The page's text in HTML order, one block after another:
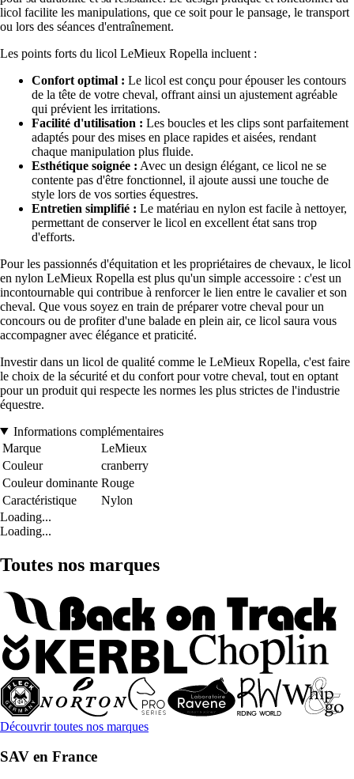
licol facilite les manipulations, que ce soit pour le pansage, le transport
ou lors des séances d'entraînement.
Les points forts du licol LeMieux Ropella incluent :
Confort optimal : Le licol est conçu pour épouser les contours
de la tête de votre cheval, offrant ainsi un ajustement agréable
qui prévient les irritations.
Facilité d'utilisation : Les boucles et les clips sont parfaitement
adaptés pour des mises en place rapides et aisées, rendant
chaque manipulation plus fluide.
Esthétique soignée : Avec un design élégant, ce licol ne se
contente pas d'être fonctionnel, il ajoute aussi une touche de
style lors de vos sorties équestres.
Entretien simplifié : Le matériau en nylon est facile à nettoyer,
permettant de conserver le licol en excellent état sans trop
d'efforts.
Pour les passionnés d'équitation et les propriétaires de chevaux, le licol
en nylon LeMieux Ropella est plus qu'un simple accessoire : c'est un
incontournable qui contribue à renforcer le lien entre le cavalier et son
cheval. Que vous soyez en train de préparer votre cheval pour un
concours ou de profiter d'une balade en plein air, ce licol saura vous
accompagner avec élégance et praticité.
Investir dans un licol de qualité comme le LeMieux Ropella, c'est faire
le choix de la sécurité et du confort pour votre cheval, tout en optant
pour un produit qui respecte les normes les plus strictes de l'industrie
équestre.
Informations complémentaires
Marque
LeMieux
Couleur
cranberry
Couleur dominante Rouge
Caractéristique
Nylon
Loading...
Loading...
Toutes nos marques
Découvrir toutes nos marques
SAV en France